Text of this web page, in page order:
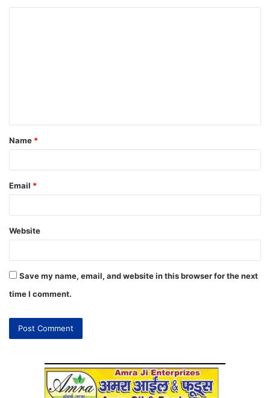
Name *
Email *
Website
Save my name, email, and website in this browser for the next
time I comment.